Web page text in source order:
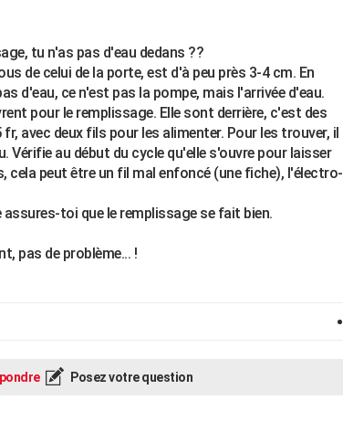
tu n'as pas d'eau dedans ??
de celui de la porte, est d'à peu près 3-4 cm. En
d'eau, ce n'est pas la pompe, mais l'arrivée d'eau.
pour le remplissage. Elle sont derrière, c'est des
avec deux fils pour les alimenter. Pour les trouver, il
Vérifie au début du cycle qu'elle s'ouvre pour laisser
cela peut être un fil mal enfoncé (une fiche), l'électro-
toi que le remplissage se fait bien.
pas de problème... !
Posez votre question